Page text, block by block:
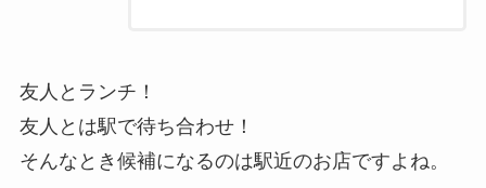
友人とランチ！
友人とは駅で待ち合わせ！
そんなとき候補になるのは駅近のお店ですよね。